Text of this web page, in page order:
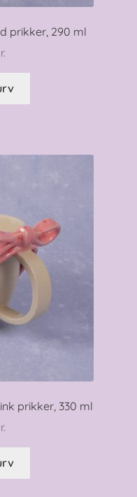
prikker, 290 ml
prikker, 330 ml